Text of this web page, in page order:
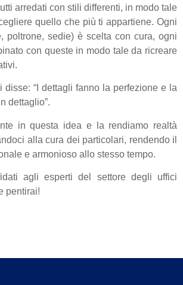
arredati con stili differenti, in modo tale
quello che più ti appartiene. Ogni
poltrone, sedie) è scelta con cura, ogni
con queste in modo tale da ricreare
disse: “I dettagli fanno la perfezione e la
dettaglio”.
in questa idea e la rendiamo realtà
alla cura dei particolari, rendendo il
e armonioso allo stesso tempo.
agli esperti del settore degli uffici
pentirai!